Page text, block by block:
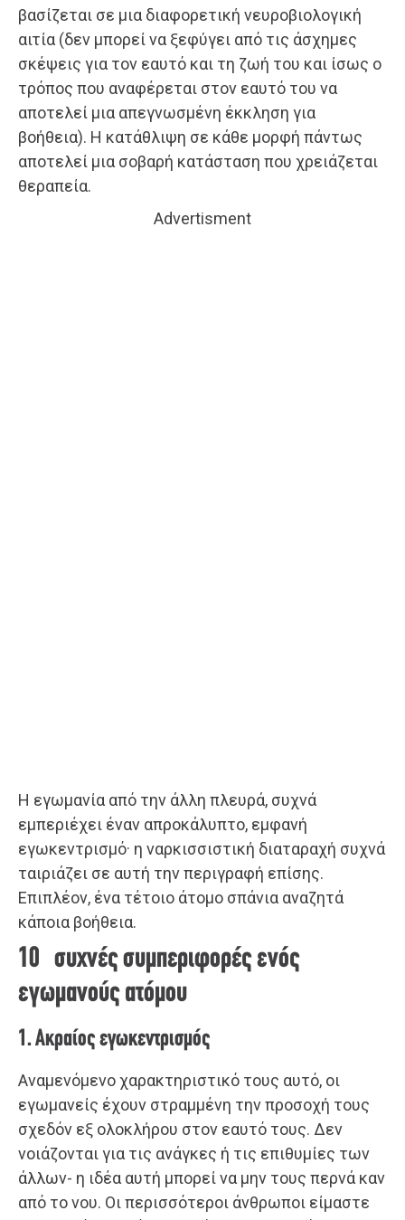
βασίζεται σε μια διαφορετική νευροβιολογική
αιτία (δεν μπορεί να ξεφύγει από τις άσχημες
σκέψεις για τον εαυτό και τη ζωή του και ίσως ο
τρόπος που αναφέρεται στον εαυτό του να
αποτελεί μια απεγνωσμένη έκκληση για
βοήθεια). Η κατάθλιψη σε κάθε μορφή πάντως
αποτελεί μια σοβαρή κατάσταση που χρειάζεται
θεραπεία.
Advertisment
Η εγωμανία από την άλλη πλευρά, συχνά
εμπεριέχει έναν απροκάλυπτο, εμφανή
εγωκεντρισμό· η ναρκισσιστική διαταραχή συχνά
ταιριάζει σε αυτή την περιγραφή επίσης.
Επιπλέον, ένα τέτοιο άτομο σπάνια αναζητά
κάποια βοήθεια.
10 συχνές συμπεριφορές ενός
εγωμανούς ατόμου
1. Ακραίος εγωκεντρισμός
Αναμενόμενο χαρακτηριστικό τους αυτό, οι
εγωμανείς έχουν στραμμένη την προσοχή τους
σχεδόν εξ ολοκλήρου στον εαυτό τους. Δεν
νοιάζονται για τις ανάγκες ή τις επιθυμίες των
άλλων- η ιδέα αυτή μπορεί να μην τους περνά καν
από το νου. Οι περισσότεροι άνθρωποι είμαστε